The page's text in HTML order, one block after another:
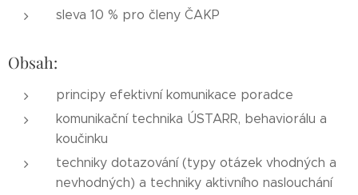
sleva 10 % pro členy ČAKP
Obsah:
principy efektivní komunikace poradce
komunikační technika ÚSTARR, behaviorálu a
koučinku
techniky dotazování (typy otázek vhodných a
nevhodných) a techniky aktivního naslouchání